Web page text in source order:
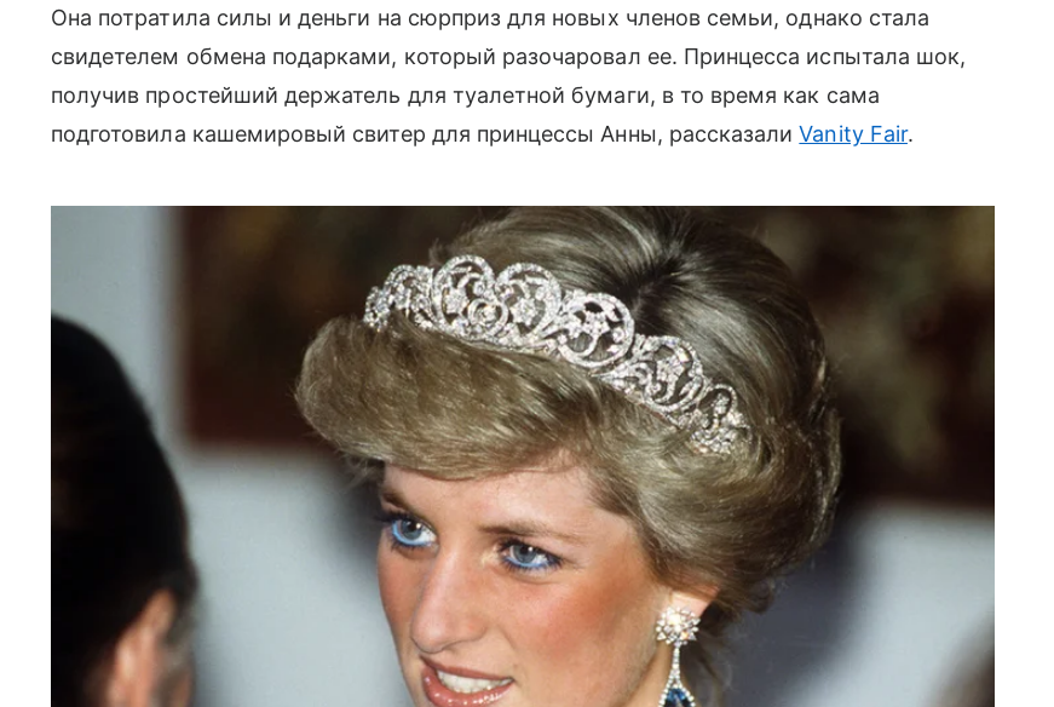
Она потратила силы и деньги на сюрприз для новых членов семьи, однако стала
свидетелем обмена подарками, который разочаровал ее. Принцесса испытала шок,
получив простейший держатель для туалетной бумаги, в то время как сама
подготовила кашемировый свитер для принцессы Анны, рассказалиVanity Fair.